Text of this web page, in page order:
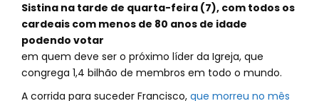
Sistina na tarde de quarta-feira (7), com todos os
cardeais com menos de 80 anos de idade
podendo votar
em quem deve ser o próximo líder da Igreja, que
congrega 1,4 bilhão de membros em todo o mundo.
A corrida para suceder Francisco, que morreu no mês